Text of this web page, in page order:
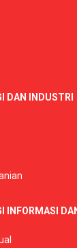
DAN INDUSTRI
INFORMASI